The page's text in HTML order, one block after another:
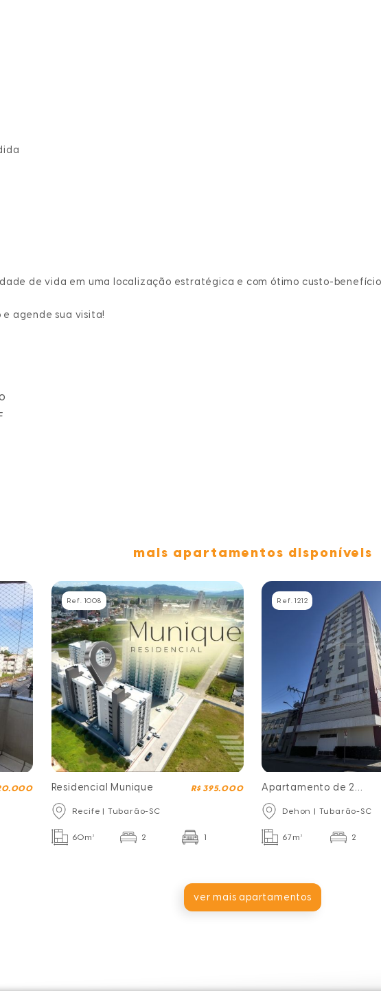
de vida em uma localização estratégica e com ótimo custo-
agende sua visita!
mais apartamentos disponíveis
Ref. 1008
Residencial Munique R$ 395.000
Recife | Tubarão-SC
60m² 2 1
Ref. 1212
Apartamento de 2
dormitórios no bairro
DehonDehon | Tubarão-SC
67m² 2
ver mais apartamentos